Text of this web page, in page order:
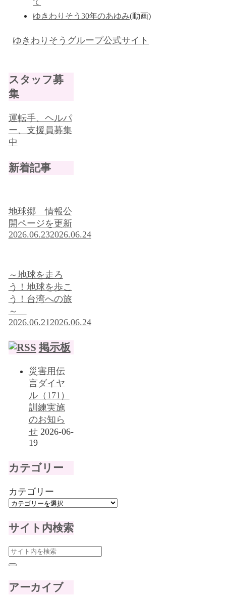
ゆきわりそう30年のあゆみ(動画)
ゆきわりそうグループ公式サイト
スタッフ募
集
運転手、ヘルパ
ー、支援員募集
中
新着記事
地球郷 情報公
開ページを更新
2026.06.232026.06.24
～地球を走ろ
う！地球を歩こ
う！台湾への旅
～
2026.06.21 2026.06.24
掲示板
災害用伝
言ダイヤ
ル（171）
訓練実施
のお知ら
せ 2026-06-
19
カテゴリー
カテゴリー
サイト内検索
アーカイブ